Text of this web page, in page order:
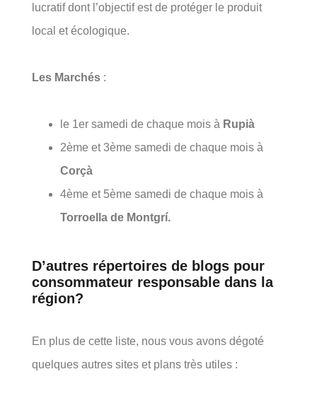
lucratif dont l’objectif est de protéger le produit
local et écologique.
Les Marchés:
le 1er samedi de chaque mois àRupià
2ème et 3ème samedi de chaque mois à
Corçà
4ème et 5ème samedi de chaque mois à
Torroella de Montgrí.
D’autres répertoires de blogs pour
consommateur responsable dans la
région?
En plus de cette liste, nous vous avons dégoté
quelques autres sites et plans très utiles :